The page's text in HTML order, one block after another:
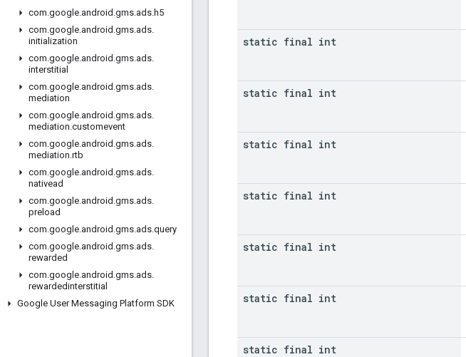
com.google.android .gms.ads.h5
com.google.android .gms.ads.
initialization
com.google.android .gms.ads.
interstitial
com.google.android .gms.ads.
mediation
com.google.android .gms.ads.
mediation.customevent
com.google.android .gms.ads.
mediation.rtb
com.google.android .gms.ads.
nativead
com.google.android .gms.ads.
preload
com.google.android .gms.ads.query
com.google.android .gms.ads.
rewarded
com.google.android .gms.ads.
rewardedinterstitial
Google User Messaging Platform SDK
static final int
static final int
static final int
static final int
static final int
static final int
static final int